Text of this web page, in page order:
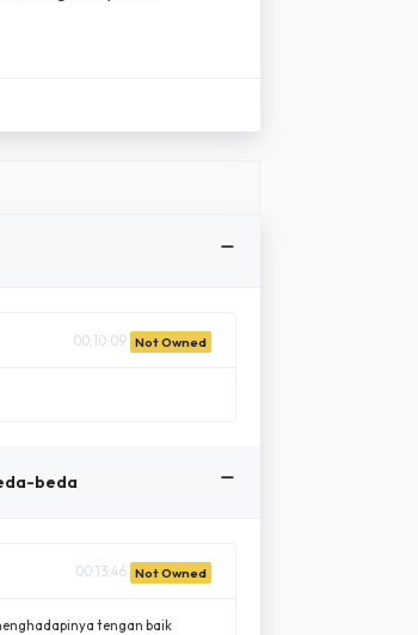
00:10:09 Not Owned
beda
00:13:46 Not Owned
tengan baik